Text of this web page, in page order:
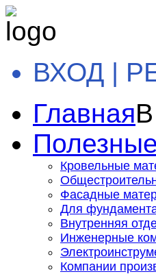
ВХОД |
Главная
Кровельные
Фасадные
Для
Внутренняя
Инженерные
Компании